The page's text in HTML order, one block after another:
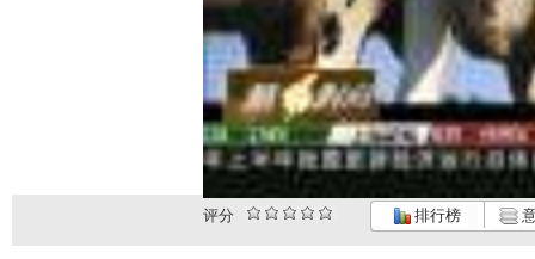
评分 排行榜